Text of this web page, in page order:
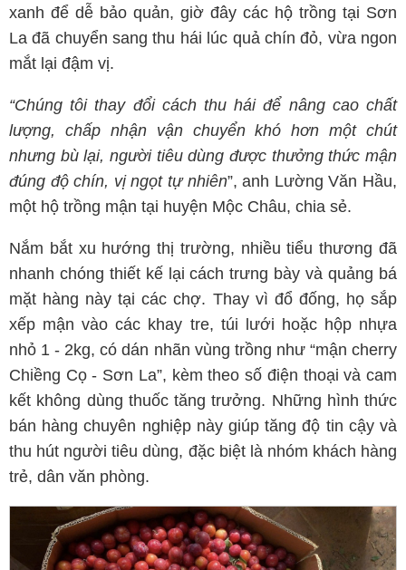
xanh để dễ bảo quản, giờ đây các hộ trồng tại Sơn
La đã chuyển sang thu hái lúc quả chín đỏ, vừa ngon
mắt lại đậm vị.
“Chúng tôi thay đổi cách thu hái để nâng cao chất
lượng, chấp nhận vận chuyển khó hơn một chút
nhưng bù lại, người tiêu dùng được thưởng thức mận
đúng độ chín, vị ngọt tự nhiên”, anh Lường Văn Hầu,
một hộ trồng mận tại huyện Mộc Châu, chia sẻ.
Nắm bắt xu hướng thị trường, nhiều tiểu thương đã
nhanh chóng thiết kế lại cách trưng bày và quảng bá
mặt hàng này tại các chợ. Thay vì đổ đống, họ sắp
xếp mận vào các khay tre, túi lưới hoặc hộp nhựa
nhỏ 1 - 2kg, có dán nhãn vùng trồng như “mận cherry
Chiềng Cọ - Sơn La”, kèm theo số điện thoại và cam
kết không dùng thuốc tăng trưởng. Những hình thức
bán hàng chuyên nghiệp này giúp tăng độ tin cậy và
thu hút người tiêu dùng, đặc biệt là nhóm khách hàng
trẻ, dân văn phòng.